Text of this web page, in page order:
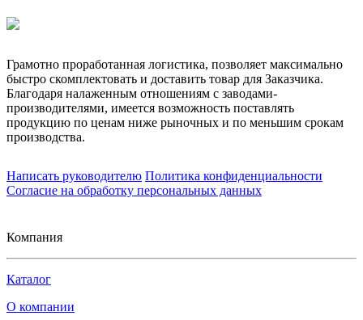
Грамотно проработанная логистика, позволяет максимально
быстро скомплектовать и доставить товар для Заказчика.
Благодаря налаженным отношениям с заводами-
производителями, имеется возможность поставлять
продукцию по ценам ниже рыночных и по меньшим срокам
производства.
Написать руководителю Политика конфиденциальности
Согласие на обработку персональных данных
Компания
Каталог
О компании